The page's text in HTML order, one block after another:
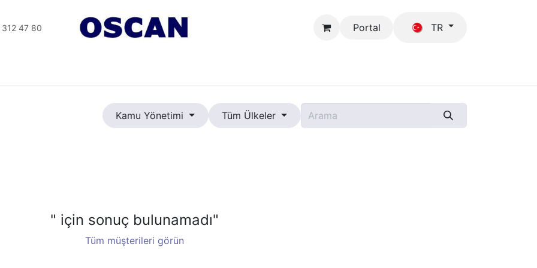
47 80 Portal TR
Kamu Yönetimi Tüm Ülkeler
" için sonuç bulunamadı"
Tüm müşterileri görün